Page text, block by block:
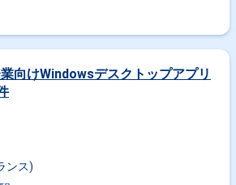
向けWindowsデスクトップアプリ
ンス)